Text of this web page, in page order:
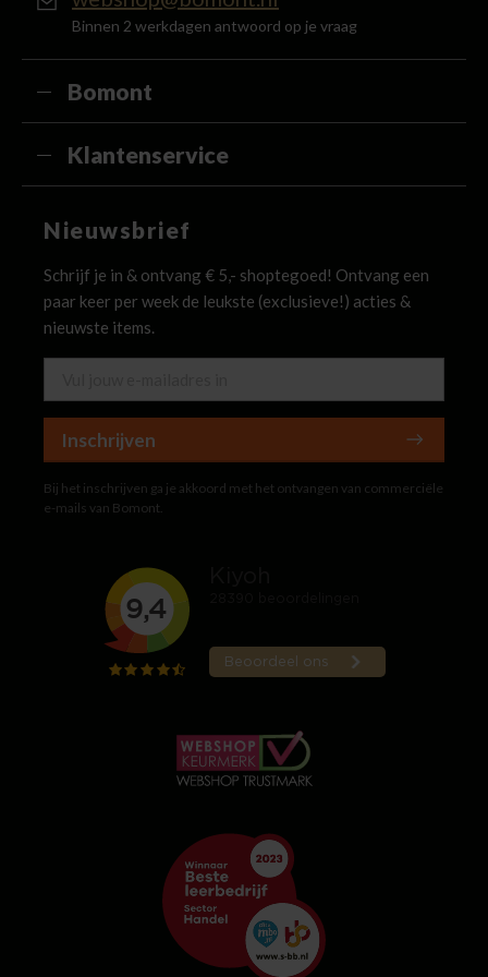
Binnen 2 werkdagen antwoord op je vraag
Bomont
Klantenservice
Nieuwsbrief
Schrijf je in & ontvang € 5,- shoptegoed! Ontvang een
paar keer per week de leukste (exclusieve!) acties &
nieuwste items.
Inschrijven
Bij het inschrijven ga je akkoord met het ontvangen van commerciële
e-mails van Bomont.